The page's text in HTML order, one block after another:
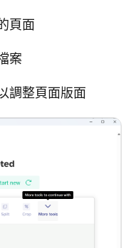
頁面
案
調整頁面版面